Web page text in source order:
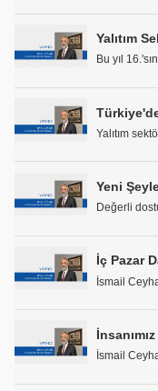
Bu yıl
Yalıtım
Yeni
İsmail
İsmail